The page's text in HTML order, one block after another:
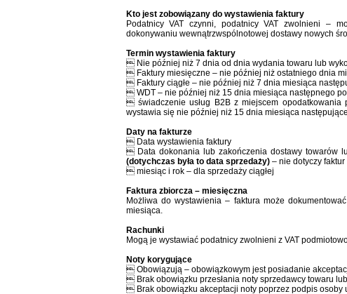
Kto jest zobowiązany do wystawienia faktury
Podatnicy VAT czynni, podatnicy VAT zwolnieni –
dokonywaniu wewnątrzwspólnotowej dostawy nowych
Termin wystawienia faktury
 Nie później niż 7 dnia od dnia wydania towaru lub
 Faktury miesięczne – nie później niż ostatniego dnia
 Faktury ciągłe – nie później niż 7 dnia miesiąca
 WDT – nie później niż 15 dnia miesiąca następnego
 świadczenie usług B2B z miejscem opodatkowania
wystawia się nie później niż 15 dnia miesiąca
Daty na fakturze
 Data wystawienia faktury
 Data dokonania lub zakończenia dostawy towarów
(dotychczas była to data sprzedaży) – nie dotyczy
 miesiąc i rok – dla sprzedaży ciągłej
Faktura zbiorcza – miesięczna
Możliwa do wystawienia – faktura może
miesiąca.
Rachunki
Mogą je wystawiać podatnicy zwolnieni z VAT
Noty korygujące
 Obowiązują – obowiązkowym jest posiadanie
 Brak obowiązku przesłania noty sprzedawcy towaru lub
 Brak obowiązku akceptacji noty poprzez podpis osoby